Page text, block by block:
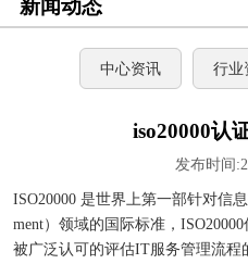
新闻动态
中心资讯 行业
iso20000认
发布时间
ISO20000 是世界上第一部针对信
ment）领域的国际标准，
被广泛认可的评估IT服务管理流
TS16949认证
CQC志愿产品认证